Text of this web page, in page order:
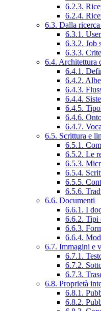
6.2.3.
6.2.4.
6.3. Dalla
6.3.1.
6.3.2. Job
6.3.3.
6.4. Architettura
6.4.1.
6.4.2.
6.4.3.
6.4.4.
6.4.5.
6.4.6.
6.4.7.
6.5. Scrittura e
6.5.1.
6.5.2. Le
6.5.3.
6.5.4.
6.5.5.
6.5.6.
6.6. Documenti
6.6.1. I
6.6.2. Tipi
6.6.3.
6.6.4.
6.7. Immagini e
6.7.1.
6.7.2.
6.7.3.
6.8. Proprietà
6.8.1.
6.8.2.